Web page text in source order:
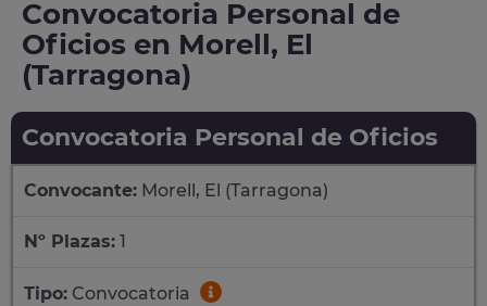
Convocatoria Personal de
Oficios en Morell, El
(Tarragona)
Convocatoria Personal de Oficios
Convocante: Morell, El (Tarragona)
Nº Plazas: 1
Tipo: Convocatoria